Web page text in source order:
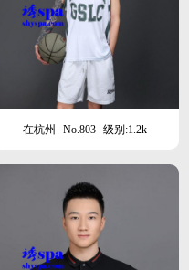
在杭州 No.803 级别:1.2k